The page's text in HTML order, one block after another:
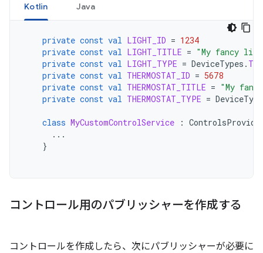
Kotlin Java
private const val LIGHT_ID = 1234
private const val LIGHT_TITLE = "My fancy
private const val LIGHT_TYPE = DeviceTypes .
private const val THERMOSTAT_ID = 5678
private const val THERMOSTAT_TITLE = "My
private const val THERMOSTAT_TYPE =
class MyCustomControlService :
...
}
コントロール用のパブリッシャーを作成する
コントロールを作成したら、次にパブリッシャーが必要に